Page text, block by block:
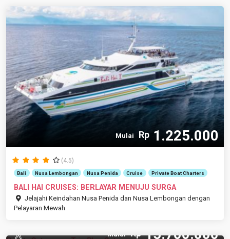
Mulai Rp 1.225.000
(4.5)
Bali Nusa Lembongan Nusa Penida Cruise Private Boat Charters
BALI HAI CRUISES: BERLAYAR MENUJU SURGA
Jelajahi Keindahan Nusa Penida dan Nusa Lembongan dengan
Pelayaran Mewah
Mulai Rp15.700.000